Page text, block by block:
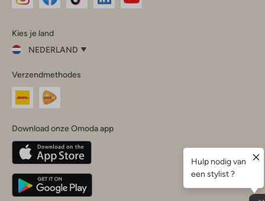
InstagramFacebook
Kies je land
NEDERLAND
je
land
Nederland
Belgique(Français)
Deutschland
Verzendmethodes
Download onze Omoda app